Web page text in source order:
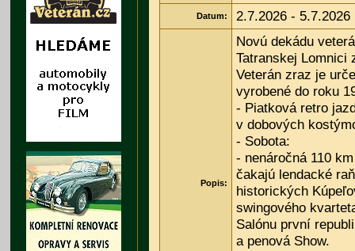
Datum: 2.7.2026 - 5.7.2026
Popis:
Novú dekádu
Tatranskej Lomnici
Veterán zraz je
vyrobené do roku
- Piatková retro
v dobových
- Sobota:
- nenáročná 110
čakajú lendacké
historických
swingového
Salónu první
a penová Show.